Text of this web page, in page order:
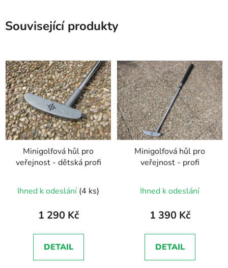
Související produkty
Minigolfová hůl pro
veřejnost - dětská profi
Ihned k odeslání (4 ks)
1 290 Kč
DETAIL
Minigolfová hůl pro
veřejnost - profi
hodnocení
produktu
5,0
z
Ihned k odeslání
1 390 Kč
DETAIL